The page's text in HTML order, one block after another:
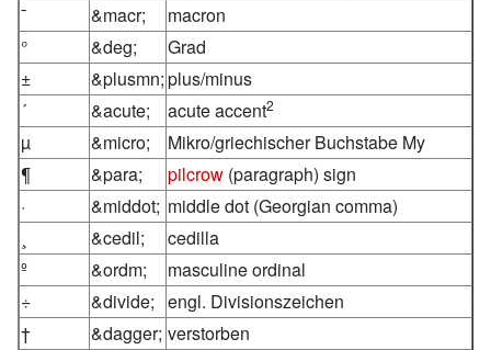
¯
&macr;
macron
°
&deg;
Grad
±
&plusmn;plus/minus
´
&acute; acute accent2
µ &micro;
Mikro/griechischer Buchstabe My
¶
&para; pilcrow (paragraph) sign
·
&middot; middle dot (Georgian comma)
&cedil;
cedilla
º
&ordm;
masculine ordinal
÷
&divide; engl. Divisionszeichen
†
&dagger; verstorben